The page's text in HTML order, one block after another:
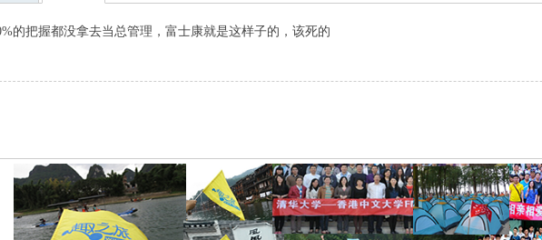
的把握都没拿去当总管理，富士康就是这样子的，该死的